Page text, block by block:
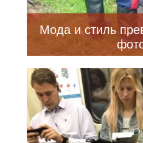
Мода и стиль